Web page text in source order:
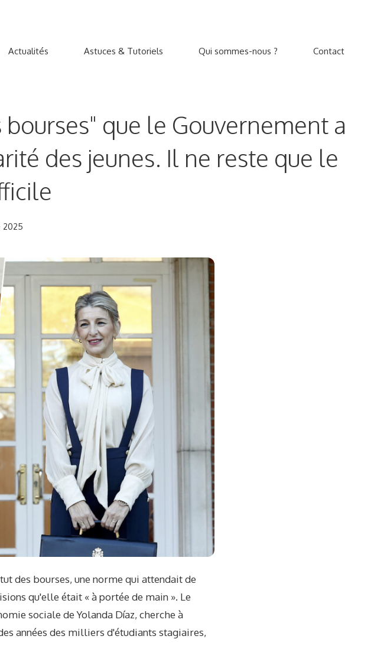
Actualités Astuces & Tutoriels Qui sommes-nous ? Contact
que le Gouvernement a
des jeunes. Il ne reste que le
2025
des bourses, une norme qui attendait de
qu'elle était « à portée de main ». Le
sociale de Yolanda Díaz, cherche à
années des milliers d'étudiants stagiaires,